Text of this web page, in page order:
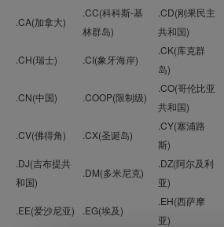
.CA(加拿大)
.CC(科科斯-基
林群岛)
.CD(刚果民主
共和国)
.CH(瑞士) .CI(象牙海岸)
.CK(库克群
岛)
.CN(中国) .COOP(限制级)
.CO(哥伦比亚
共和国)
.CV(佛得角) .CX(圣诞岛)
.CY(塞浦路
斯)
.DJ(吉布提共
和国)
.DM(多米尼克)
.DZ(阿尔及利
亚)
.EE(爱沙尼亚) .EG(埃及)
.EH(西萨摩
亚)